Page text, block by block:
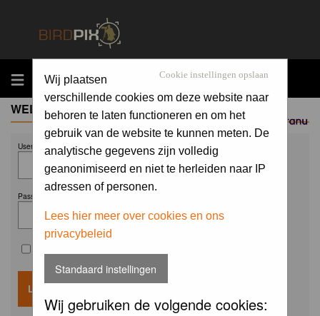
MENU
Sponsored by
Cookie instellingen opslaan
Wij plaatsen
verschillende cookies om deze website naar
behoren te laten functioneren en om het
gebruik van de website te kunnen meten. De
analytische gegevens zijn volledig
geanonimiseerd en niet te herleiden naar IP
adressen of personen.
Lees hier meer over cookies en ons
privacybeleid
Standaard instellingen
Wij gebruiken de volgende cookies:
WELCOME GUEST
Username:
Password: